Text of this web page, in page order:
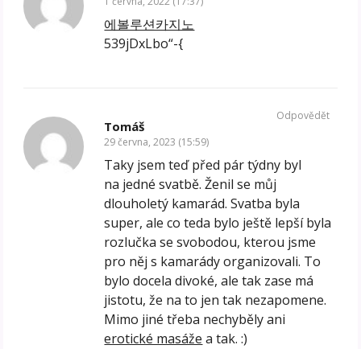
에볼루션카지노
539jDxLbo“-{
Tomáš
29 června, 2023 (15:59)
Taky jsem teď před pár týdny byl
na jedné svatbě. Ženil se můj
dlouholetý kamarád. Svatba byla
super, ale co teda bylo ještě lepší byla
rozlučka se svobodou, kterou jsme
pro něj s kamarády organizovali. To
bylo docela divoké, ale tak zase má
jistotu, že na to jen tak nezapomene.
Mimo jiné třeba nechyběly ani
erotické masáže a tak. :)
Odpovědět